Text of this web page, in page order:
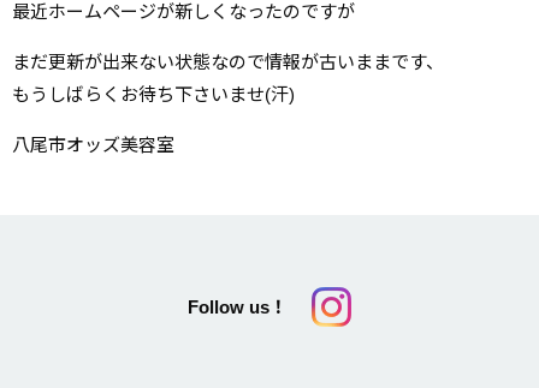
最近ホームページが新しくなったのですが
まだ更新が出来ない状態なので情報が古いままです、
もうしばらくお待ち下さいませ(汗)
八尾市オッズ美容室
Follow us！